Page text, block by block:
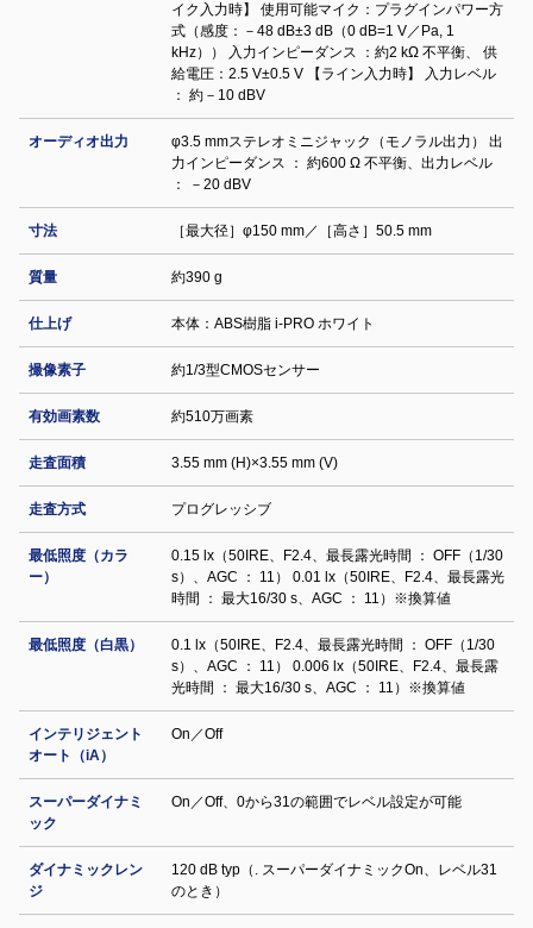
イク入力時】 使用可能マイク：プラグインパワー方
式（感度：－48 dB±3 dB（0 dB=1 V／Pa, 1
kHz）） 入力インピーダンス ：約2 kΩ 不平衡、 供
給電圧：2.5 V±0.5 V 【ライン入力時】 入力レベル
： 約－10 dBV
オーディオ出力
φ3.5 mmステレオミニジャック（モノラル出力） 出
力インピーダンス ： 約600 Ω 不平衡、出力レベル
： －20 dBV
寸法 ［最大径］φ150 mm／［高さ］50.5 mm
質量 約390 g
仕上げ 本体：ABS樹脂 i-PRO ホワイト
撮像素子 約1/3型CMOSセンサー
有効画素数 約510万画素
走査面積 3.55 mm (H)×3.55 mm (V)
走査方式 プログレッシブ
最低照度（カラ
ー）
0.15 lx（50IRE、F2.4、最長露光時間 ： OFF（1/30
s）、AGC ： 11） 0.01 lx（50IRE、F2.4、最長露光
時間 ： 最大16/30 s、AGC ： 11）※換算値
最低照度（白黒）
0.1 lx（50IRE、F2.4、最長露光時間 ： OFF（1/30
s）、AGC ： 11） 0.006 lx（50IRE、F2.4、最長露
光時間 ： 最大16/30 s、AGC ： 11）※換算値
インテリジェント
オート（iA）
On／Off
スーパーダイナミ
ック
On／Off、0から31の範囲でレベル設定が可能
ダイナミックレン
ジ
120 dB typ（. スーパーダイナミックOn、レベル31
のとき）